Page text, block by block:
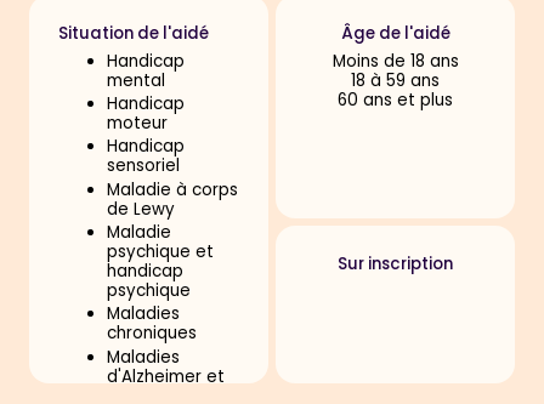
Situation de l'aidé
Handicap
mental
Handicap
moteur
Handicap
sensoriel
Maladie à corps
de Lewy
Maladie
psychique et
handicap
psychique
Maladies
chroniques
Maladies
d'Alzheimer et
Âge de l'aidé
Moins de 18 ans
18 à 59 ans
60 ans et plus
Sur inscription